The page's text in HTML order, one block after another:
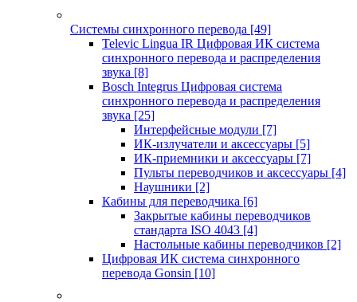
Системы синхронного перевода [49]
Televic Lingua IR Цифровая ИК система
синхронного перевода и распределения
звука [8]
Bosch Integrus Цифровая система
синхронного перевода и распределения
звука [25]
Интерфейсные модули [7]
ИК-излучатели и аксессуары [5]
ИК-приемники и аксессуары [7]
Пульты переводчиков и аксессуары [4]
Наушники [2]
Кабины для переводчика [6]
Закрытые кабины переводчиков
стандарта ISO 4043 [4]
Настольные кабины переводчиков [2]
Цифровая ИК система синхронного
перевода Gonsin [10]